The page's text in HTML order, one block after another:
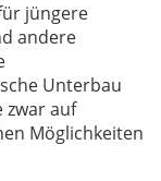
jüngere
andere
Unterbau
zwar auf
Möglichkeiten